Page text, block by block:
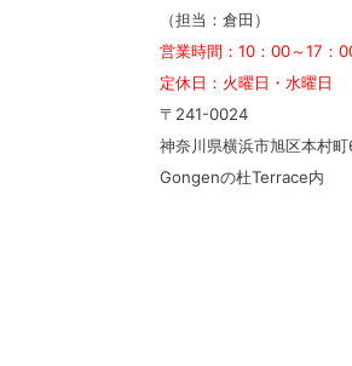
（担当：倉田）
営業時間：10：00～17：
定休日：火曜日・水曜日
〒241-0024
神奈川県横浜市旭区本村
Gongenの杜Terrace内